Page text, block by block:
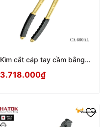
Kìm cắt cáp tay cầm bằng
600AL Nhật Bản
3.718.000₫